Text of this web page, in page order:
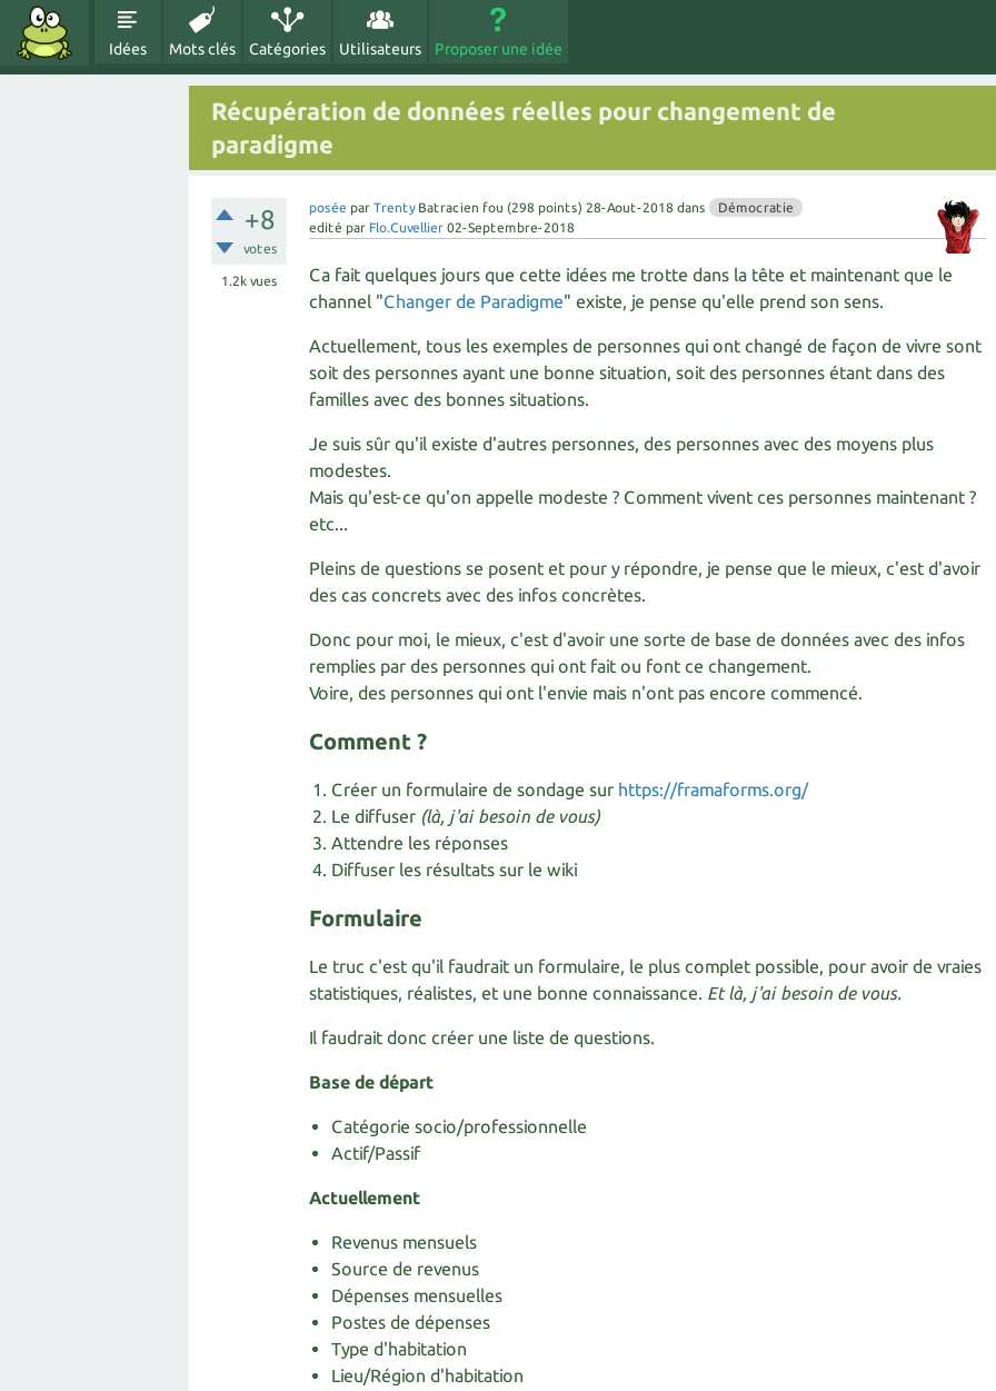
Idées Mots clés Catégories Utilisateurs Proposer une idée
Récupération de données réelles pour changement de
paradigme
+8
votes
1.2kvues
posée par Trenty Batracien fou (298 points) 28-Aout-2018 dans
Démocratie
edité par Flo.Cuvellier 02-Septembre-2018
Ca fait quelques jours que cette idées me trotte dans la tête et maintenant que le
channel "Changer de Paradigme" existe, je pense qu'elle prend son sens.
Actuellement, tous les exemples de personnes qui ont changé de façon de vivre sont
soit des personnes ayant une bonne situation, soit des personnes étant dans des
familles avec des bonnes situations.
Je suis sûr qu'il existe d'autres personnes, des personnes avec des moyens plus
modestes.
Mais qu'est-ce qu'on appelle modeste ? Comment vivent ces personnes maintenant ?
etc...
Pleins de questions se posent et pour y répondre, je pense que le mieux, c'est d'avoir
des cas concrets avec des infos concrètes.
Donc pour moi, le mieux, c'est d'avoir une sorte de base de données avec des infos
remplies par des personnes qui ont fait ou font ce changement.
Voire, des personnes qui ont l'envie mais n'ont pas encore commencé.
Comment ?​
Créer un formulaire de sondage sur https://framaforms.org/
Le diffuser (là, j'ai besoin de vous)
Attendre les réponses
Diffuser les résultats sur le wiki
Formulaire
Le truc c'est qu'il faudrait un formulaire, le plus complet possible, pour avoir de vraies
statistiques, réalistes, et une bonne connaissance. Et là, j'ai besoin de vous.
Il faudrait donc créer une liste de questions.
Base de départ
Catégorie socio/professionnelle
Actif/Passif
Actuellement
Revenus mensuels
Source de revenus
Dépenses mensuelles
Postes de dépenses
Type d'habitation
Lieu/Région d'habitation